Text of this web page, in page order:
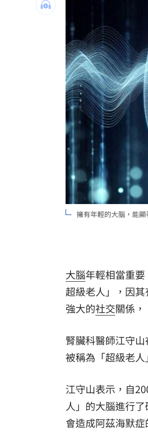
梅西梅開二度 登北
挖童骨後頻出意外
台灣彩券開獎直播中
LIVE三立+24小時直
三立iNEWS新聞台線
理想混蛋號召粉絲跨
擁有年輕的大腦，能顯
大腦年輕相當重要
超級老人 」，因
強大的社交關係，
腎臟科醫師江守山
被稱為「超級老
江守山表示，自
人」的大腦進行
會造成阿茲海默